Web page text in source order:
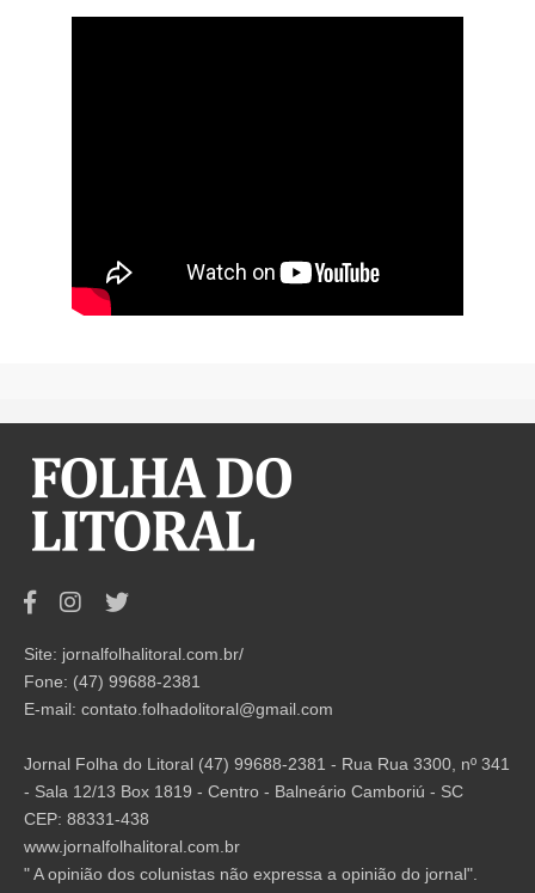
Site: jornalfolhalitoral.com.br/
Fone: (47) 99688-2381
E-mail: contato.folhadolitoral@gmail.com
Jornal Folha do Litoral (47) 99688-2381 - Rua Rua 3300, nº 341
- Sala 12/13 Box 1819 - Centro - Balneário Camboriú - SC
CEP: 88331-438
www.jornalfolhalitoral.com.br
" A opinião dos colunistas não expressa a opinião do jornal".